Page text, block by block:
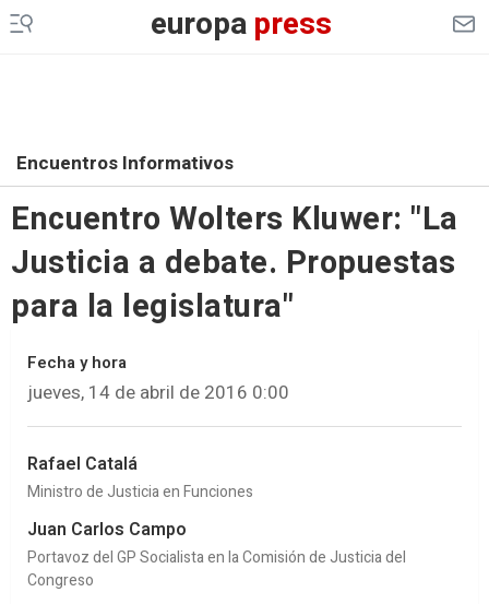
europapress
Encuentros Informativos
Encuentro Wolters Kluwer: "La
Justicia a debate. Propuestas
para la legislatura"
Fecha y hora
jueves, 14 de abril de 2016 0:00
Rafael Catalá
Ministro de Justicia en Funciones
Juan Carlos Campo
Portavoz del GP Socialista en la Comisión de Justicia del
Congreso